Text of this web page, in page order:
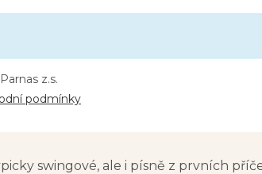
z.s.
podmínky
swingové, ale i písně z prvních